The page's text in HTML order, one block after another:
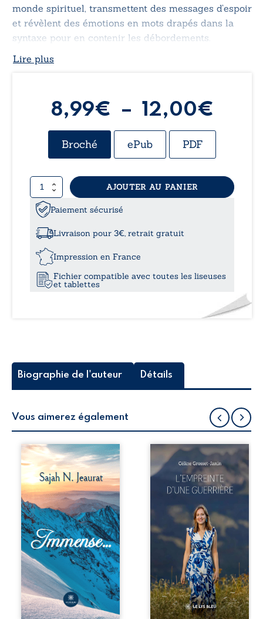
monde spirituel, transmettent des messages d’espoir
et révèlent des émotions en mots drapés dans la
syntaxe pour en contenir les débordements.
Lire plus
8,99€ – 12,00€
de
Broché ePub PDF
quantité
de
Ma
récompense
est
secret
AJOUTER AU PANIER
Paiement sécurisé
Livraison pour 3€, retrait gratuit
Impression en France
Fichier compatible avec toutes les liseuses
et tablettes
Biographie de l'auteur Détails
Vous aimerez également
« N’autorise
surtout pas la
désolation, cette
fleur de tristesse
éclose dans ton
cœur, à
transformer les
couleurs
éclatantes en un
glacis et
permettre aux
tons amoindris et
obscurs de jaillir
de toutes parts.
N’accepte pas que
la mélancolie te
drape d’un voile
Que reste-t-il de
l’enfance lorsque
la maladie impose
ses propres règles
? L’empreinte
d’une guerrière
livre, sans détour,
le récit d’un
quotidien
bouleversé par la
maladie
chronique,
l’errance médicale
et de longues
hospitalisations.
L’auteure y
raconte ce que les